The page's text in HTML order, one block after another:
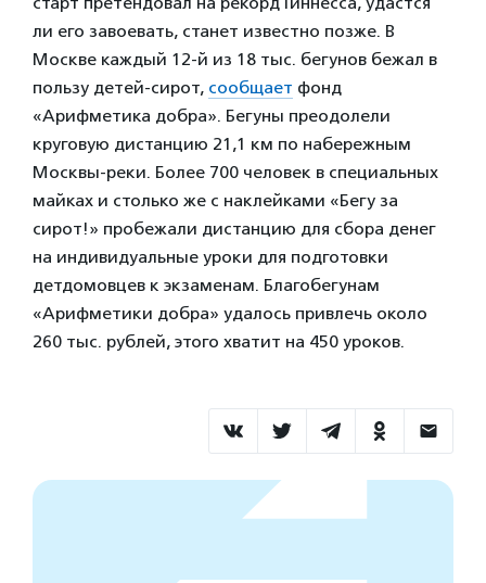
ли его завоевать, станет известно позже. В
Москве каждый 12-й из 18 тыс. бегунов бежал в
пользу детей-сирот, сообщает фонд
«Арифметика добра». Бегуны преодолели
круговую дистанцию 21,1 км по набережным
Москвы-реки. Более 700 человек в специальных
майках и столько же с наклейками «Бегу за
сирот!» пробежали дистанцию для сбора денег
на индивидуальные уроки для подготовки
детдомовцев к экзаменам. Благобегунам
«Арифметики добра» удалось привлечь около
260 тыс. рублей, этого хватит на 450 уроков.